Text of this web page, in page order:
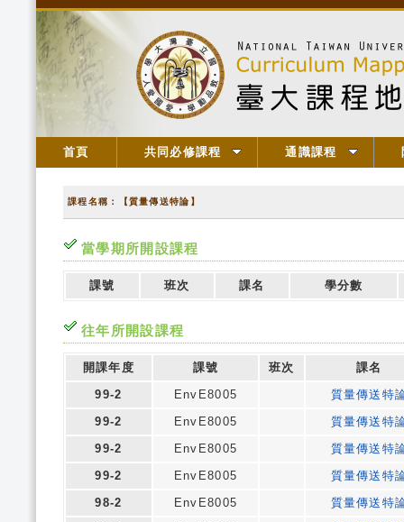
首頁 共同必修課程 通識課程
課程名稱：【質量傳送特論】
當學期所開設課程
課號 班次 課名 學分數
往年所開設課程
開課年度 課號 班次
課名
99-2
EnvE8005
質量傳送特
99-2
EnvE8005
質量傳送特
99-2
EnvE8005
質量傳送特
99-2
EnvE8005
質量傳送特
98-2
EnvE8005
質量傳送特